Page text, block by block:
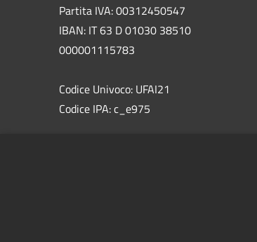
Partita IVA: 00312450547
IBAN: IT 63 D 01030 38510
000001115783
Codice Univoco: UFAI21
Codice IPA: c_e975